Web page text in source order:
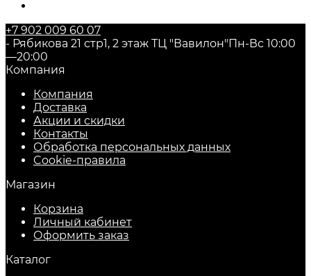
+7 902 009 60 07
- Рябикова 21 стр1, 2 этаж ТЦ "Вавилон"Пн-Вс 10:00
—20:00
Компания
Компания
Доставка
Акции и скидки
Контакты
Обработка персональных данных
Cookie-правила
Магазин
Корзина
Личный кабинет
Оформить заказ
Каталог